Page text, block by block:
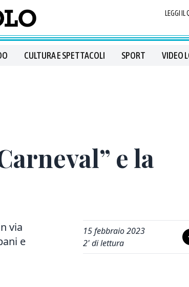
LEGGI
CULTURA E SPETTACOLI SPORT VIDEO
e la
via
e
15 febbraio 2023
2' di lettura